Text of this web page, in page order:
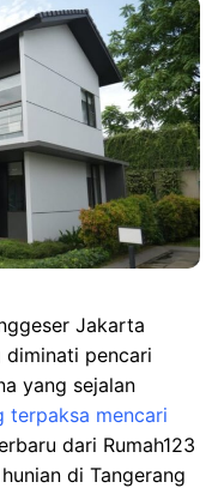
Jakarta
diminati pencari
yang sejalan
terpaksa mencari
dari Rumah123
di Tangerang